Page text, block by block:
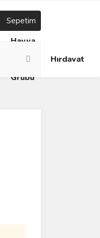
Sepetim
Havya
Lehim
Grubu
Hırdavat